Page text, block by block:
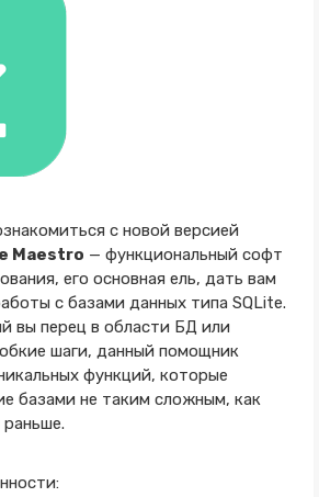
с новой версией
Maestro — функциональный софт
его основная ель, дать вам
с базами данных типа SQLite.
вы перец в области БД или
шаги, данный помощник
функций, которые
базами не таким сложным, как
раньше.